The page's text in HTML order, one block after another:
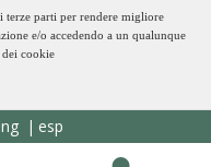
parti per rendere migliore
e/o accedendo a un qualunque
dei cookie
esp